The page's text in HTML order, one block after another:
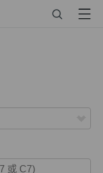
Menu